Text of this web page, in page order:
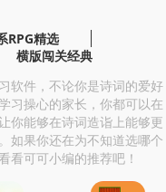
RPG精选
横版闯关经典
软件，不论你是诗词的爱好
习操心的家长，你都可以在
你能够在诗词造诣上能够更
如果你还在为不知道选哪个
看可可小编的推荐吧！